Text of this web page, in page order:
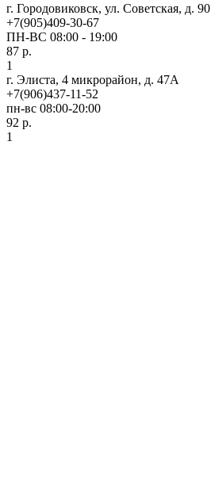
г. Городовиковск, ул. Советская, д. 90
+7(905)409-30-67
ПН-ВС 08:00 - 19:00
87 р.
1
г. Элиста, 4 микрорайон, д. 47А
+7(906)437-11-52
пн-вс 08:00-20:00
92 р.
1